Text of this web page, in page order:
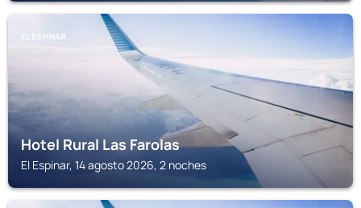
EL ESPINAR
Hotel Rural Las Farolas
El Espinar, 14 agosto 2026, 2 noches